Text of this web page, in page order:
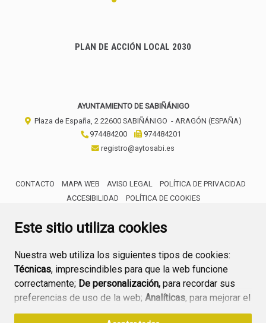
Este sitio utiliza cookies
Nuestra web utiliza los siguientes tipos de cookies:
Técnicas, imprescindibles para que la web funcione
correctamente; De personalización, para recordar sus
preferencias de uso de la web; Analíticas, para mejorar el
funcionamiento de la web y sus servicios.
PLAN DE ACCIÓN LOCAL 2030
AYUNTAMIENTO DE SABIÑÁNIGO
Plaza de España, 2 22600 SABIÑÁNIGO - ARAGÓN (ESPAÑA)
974484200
974484201
registro@aytosabi.es
CONTACTO MAPA WEB AVISO LEGAL
POLÍTICA DE PRIVACIDAD
ACCESIBILIDAD
POLÍTICA DE COOKIES